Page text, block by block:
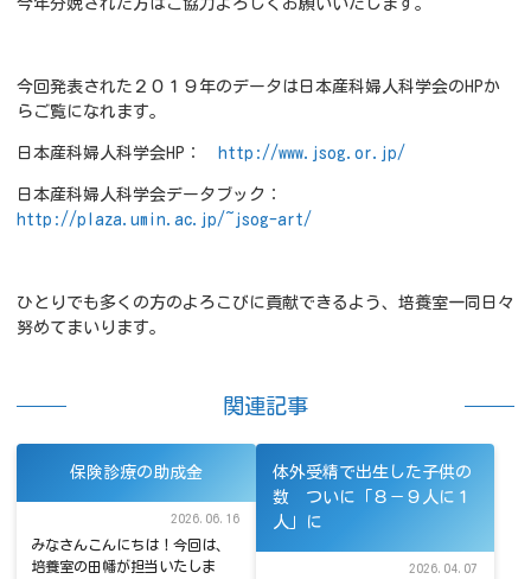
今回発表された２０１９年のデータは日本産科婦人科学会のHPか
らご覧になれます。
日本産科婦人科学会HP： http://www.jsog.or.jp/
日本産科婦人科学会データブック：
http://plaza.umin.ac.jp/~jsog-art/
ひとりでも多くの方のよろこびに貢献できるよう、培養室一同日々
努めてまいります。
関連記事
保険診療の助成金
2026.06.16
みなさんこんにちは！今回は、
培養室の田幡が担当いたしま
体外受精で出生した子供の
数 ついに「８－９人に１
人」に
2026.04.07